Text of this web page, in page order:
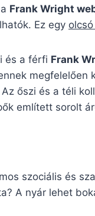
Frank Wright
Ez egy
és a férfi Frank
őszi és a téli
említett sorolt
szociális és
A nyár lehet